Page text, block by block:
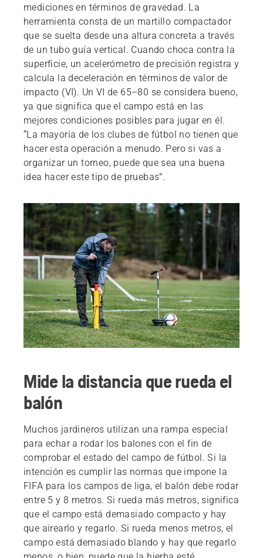
mediciones en términos de gravedad. La
herramienta consta de un martillo compactador
que se suelta desde una altura concreta a través
de un tubo guía vertical. Cuando choca contra la
superficie, un acelerómetro de precisión registra y
calcula la deceleración en términos de valor de
impacto (VI). Un VI de 65–80 se considera bueno,
ya que significa que el campo está en las
mejores condiciones posibles para jugar en él.
“La mayoría de los clubes de fútbol no tienen que
hacer esta operación a menudo. Pero si vas a
organizar un torneo, puede que sea una buena
idea hacer este tipo de pruebas”.
Mide la distancia que rueda el
balón
Muchos jardineros utilizan una rampa especial
para echar a rodar los balones con el fin de
comprobar el estado del campo de fútbol. Si la
intención es cumplir las normas que impone la
FIFA para los campos de liga, el balón debe rodar
entre 5 y 8 metros. Si rueda más metros, significa
que el campo está demasiado compacto y hay
que airearlo y regarlo. Si rueda menos metros, el
campo está demasiado blando y hay que regarlo